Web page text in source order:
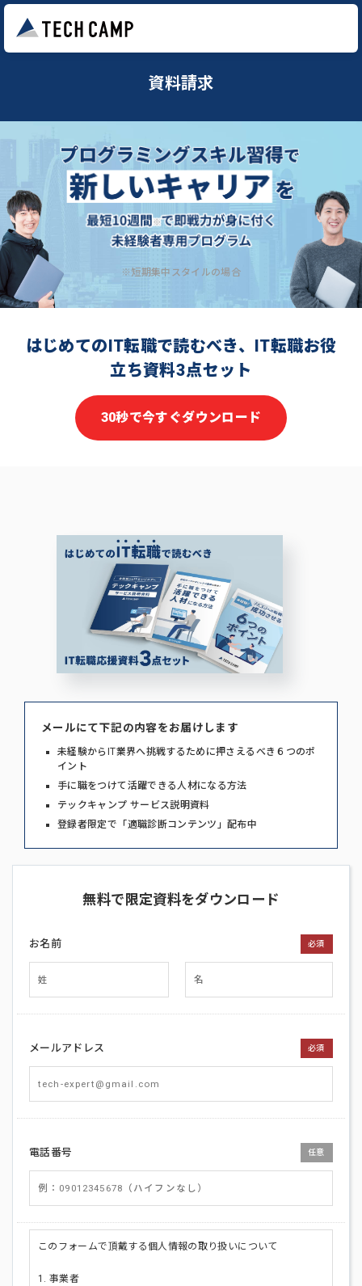
資料請求
※短期集中スタイルの場合
はじめてのIT転職で読むべき、IT転職お役
立ち資料3点セット
30秒で今すぐダウンロード
メールにて下記の内容をお届けします
未経験からIT業界へ挑戦するために押さえるべき６つのポ
イント
手に職をつけて活躍できる人材になる方法
テックキャンプ サービス説明資料
登録者限定で「適職診断コンテンツ」配布中
無料で限定資料をダウンロード
お名前 必須
メールアドレス 必須
電話番号 任意
このフォームで頂戴する個人情報の取り扱いについて
1. 事業者